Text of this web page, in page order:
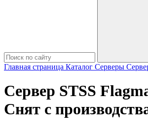
Главная страница Каталог Серверы
Сервер STSS
Снят с